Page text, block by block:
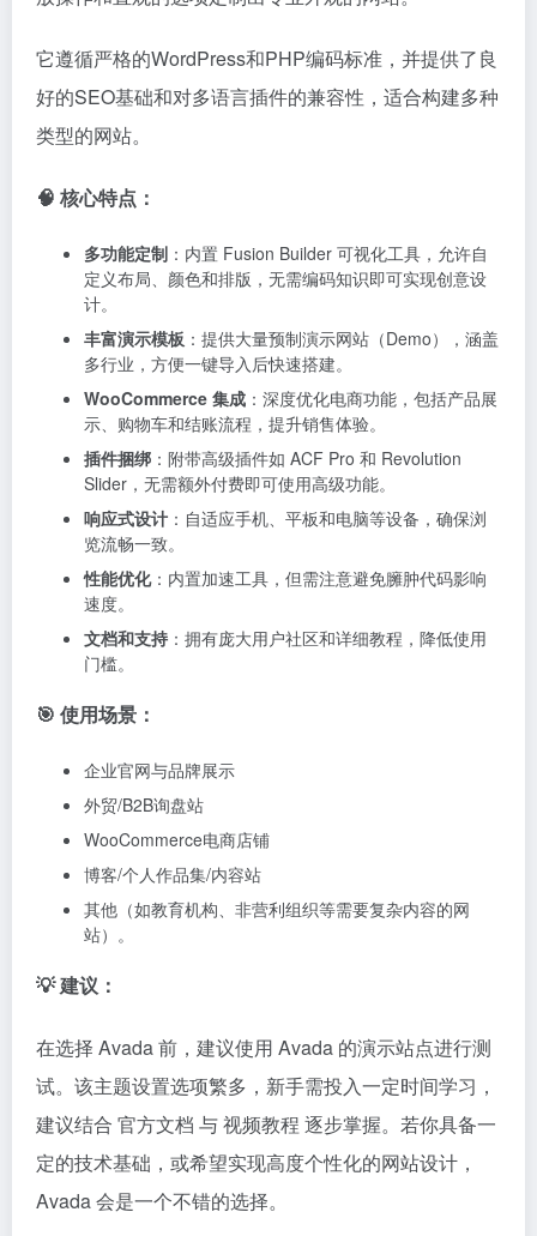
它遵循严格的WordPress和PHP编码标准，并提供了良
好的SEO基础和对多语言插件的兼容性，适合构建多种
类型的网站。
🧠 核心特点：
多功能定制 ：内置 Fusion Builder 可视化工具，允许自
定义布局、颜色和排版，无需编码知识即可实现创意设
计。
丰富演示模板 ：提供大量预制演示网站（Demo），涵盖
多行业，方便一键导入后快速搭建。
WooCommerce 集成 ：深度优化电商功能，包括产品展
示、购物车和结账流程，提升销售体验。
插件捆绑 ：附带高级插件如 ACF Pro 和 Revolution
Slider，无需额外付费即可使用高级功能。
响应式设计 ：自适应手机、平板和电脑等设备，确保浏
览流畅一致。
性能优化：内置加速工具，但需注意避免臃肿代码影响
速度。
文档和支持 ：拥有庞大用户社区和详细教程，降低使用
门槛。
🎯 使用场景：
企业官网与品牌展示
外贸/B2B询盘站
WooCommerce电商店铺
博客/个人作品集/内容站
其他（如教育机构、非营利组织等需要复杂内容的网
站）。
💡 建议：
在选择 Avada 前，建议使用 Avada 的演示站点进行测
试。该主题设置选项繁多，新手需投入一定时间学习，
建议结合 官方文档 与 视频教程 逐步掌握。若你具备一
定的技术基础，或希望实现高度个性化的网站设计，
Avada 会是一个不错的选择。